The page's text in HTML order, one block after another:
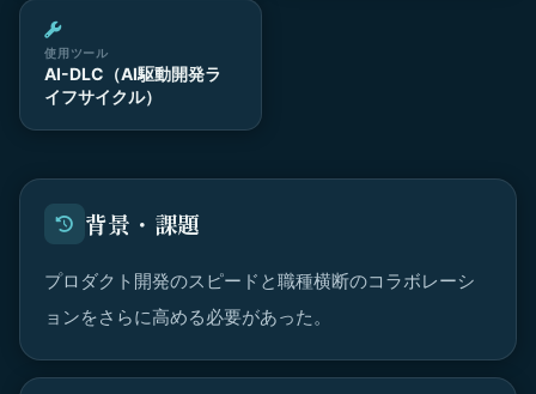
使用ツール
AI-DLC（AI駆動開発ラ
イフサイクル）
背景・課題
プロダクト開発のスピードと職種横断のコラボレーシ
ョンをさらに高める必要があった。